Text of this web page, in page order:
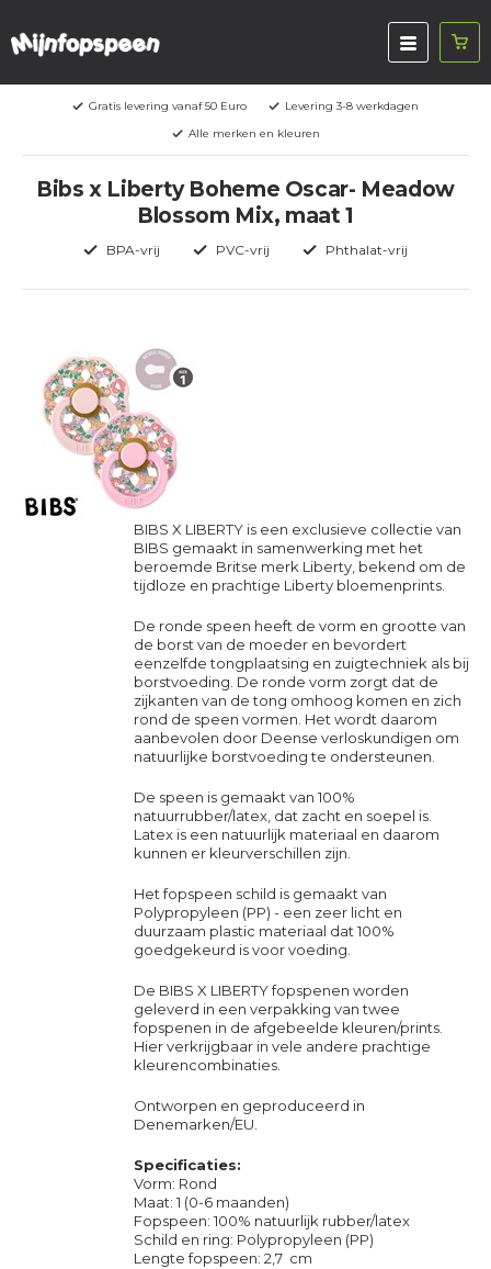
Gratis levering vanaf 50 Euro
Levering 3-8 werkdagen
Alle merken en kleuren
Bibs x Liberty Boheme Oscar- Meadow
Blossom Mix, maat 1
BPA-vrij PVC-vrij Phthalat-vrij
BIBS X LIBERTY is een exclusieve collectie van
BIBS gemaakt in samenwerking met het
beroemde Britse merk Liberty, bekend om de
tijdloze en prachtige Liberty bloemenprints.
De ronde speen heeft de vorm en grootte van
de borst van de moeder en bevordert
eenzelfde tongplaatsing en zuigtechniek als bij
borstvoeding. De ronde vorm zorgt dat de
zijkanten van de tong omhoog komen en zich
rond de speen vormen. Het wordt daarom
aanbevolen door Deense verloskundigen om
natuurlijke borstvoeding te ondersteunen.
De speen is gemaakt van 100%
natuurrubber/latex, dat zacht en soepel is.
Latex is een natuurlijk materiaal en daarom
kunnen er kleurverschillen zijn.
Het fopspeen schild is gemaakt van
Polypropyleen (PP) - een zeer licht en
duurzaam plastic materiaal dat 100%
goedgekeurd is voor voeding.
De BIBS X LIBERTY fopspenen worden
geleverd in een verpakking van twee
fopspenen in de afgebeelde kleuren/prints.
Hier verkrijgbaar in vele andere prachtige
kleurencombinaties.
Ontworpen en geproduceerd in
Denemarken/EU.
Specificaties:
Vorm: Rond
Maat: 1 (0-6 maanden)
Fopspeen: 100% natuurlijk rubber/latex
Schild en ring: Polypropyleen (PP)
Lengte fopspeen: 2,7 cm